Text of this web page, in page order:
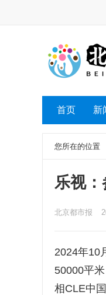
首页 新
您所在的位置
乐视
北京都市报
2024年10
50000平
相CLE中